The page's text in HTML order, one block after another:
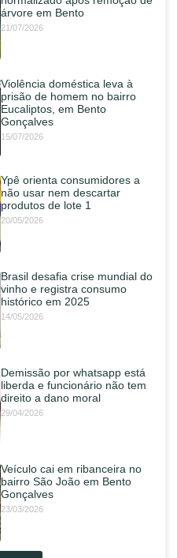
árvore em Bento
21/07/2026
Violência doméstica leva à
prisão de homem no bairro
Eucaliptos, em Bento
Gonçalves
15/07/2026
Ypê orienta consumidores a
não usar nem descartar
produtos de lote 1
20/05/2026
Brasil desafia crise mundial do
vinho e registra consumo
histórico em 2025
14/05/2026
Demissão por whatsapp está
liberda e funcionário não tem
direito a dano moral
29/04/2026
Veículo cai em ribanceira no
bairro São João em Bento
Gonçalves
23/03/2026